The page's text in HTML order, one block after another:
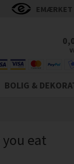
EMÆRKET
BOLIG &
eat